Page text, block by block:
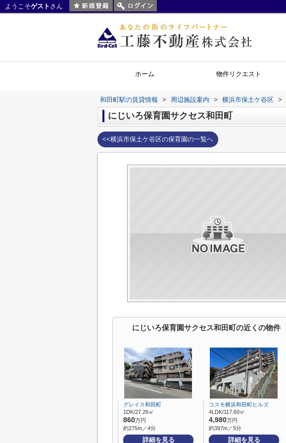
ようこそゲスト さん
ホーム 物件リクエスト
和田町駅の賃貸情報 > 周辺施設案内 > 横浜市保土ケ谷区 >
にじいろ保育園サクセス和田町
<<横浜市保土ケ谷区の保育園の一覧へ
にじいろ保育園サクセス和田町の近くの物件
グレイス和田町
1DK/27.26㎡
860万円
約275m／4分
詳細を見る
コスモ横浜和田町ヒルズ
4LDK/117.60㎡
4,980万円
約397m／5分
詳細を見る